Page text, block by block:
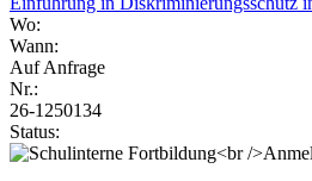
Wo:
Wann:
Auf Anfrage
Nr.:
26-1250134
Status: